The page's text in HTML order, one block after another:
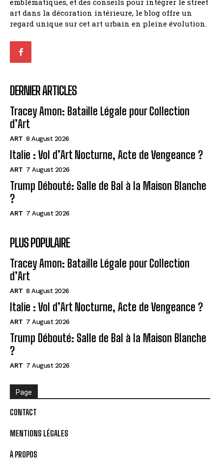
art dans la décoration intérieure, le blog offre un
regard unique sur cet art urbain en pleine évolution.
DERNIER ARTICLES
Tracey Amon: Bataille Légale pour Collection
d’Art
ART 8 August 2026
Italie : Vol d’Art Nocturne, Acte de Vengeance ?
ART 7 August 2026
Trump Débouté: Salle de Bal à la Maison Blanche
?
ART 7 August 2026
PLUS POPULAIRE
Tracey Amon: Bataille Légale pour Collection
d’Art
ART 8 August 2026
Italie : Vol d’Art Nocturne, Acte de Vengeance ?
ART 7 August 2026
Trump Débouté: Salle de Bal à la Maison Blanche
?
ART 7 August 2026
Page
CONTACT
MENTIONS LÉGALES
À PROPOS